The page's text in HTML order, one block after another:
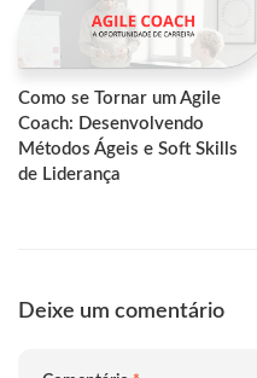
Como se Tornar um Agile
Coach: Desenvolvendo
Métodos Ágeis e Soft Skills
de Liderança
Deixe um comentário